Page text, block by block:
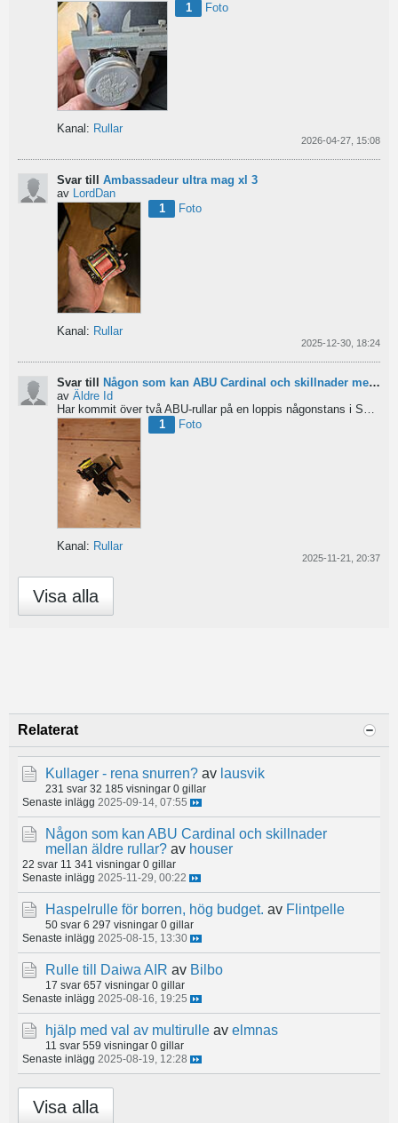
1
Foto
Kanal: Rullar
2026-04-27, 15:08
Svar till Ambassadeur ultra mag xl 3
av
LordDan
1
Foto
Kanal: Rullar
2025-12-30, 18:24
Svar till Någon som kan ABU Cardinal och skillnader mellan äldre rullar?
av Äldre Id
1
Foto
Kanal: Rullar
2025-11-21, 20:37
Visa alla
Relaterat
Kullager - rena snurren? av lausvik
231 svar 32 185 visningar 0 gillar
Senaste inlägg 2025-09-14, 07:55
Någon som kan ABU Cardinal och skillnader
mellan äldre rullar? av houser
22 svar 11 341 visningar 0 gillar
Senaste inlägg 2025-11-29, 00:22
Haspelrulle för borren, hög budget. av Flintpelle
50 svar 6 297 visningar 0 gillar
Senaste inlägg 2025-08-15, 13:30
Rulle till Daiwa AIR av Bilbo
17 svar 657 visningar 0 gillar
Senaste inlägg 2025-08-16, 19:25
hjälp med val av multirulle av elmnas
11 svar 559 visningar 0 gillar
Senaste inlägg 2025-08-19, 12:28
Visa alla